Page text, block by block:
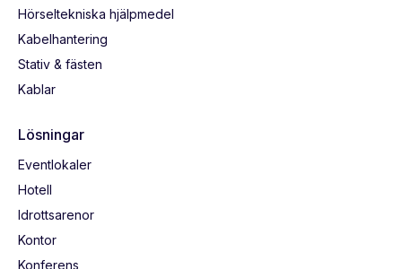
Hörseltekniska hjälpmedel
Kabelhantering
Stativ & fästen
Kablar
Lösningar
Eventlokaler
Hotell
Idrottsarenor
Kontor
Konferens